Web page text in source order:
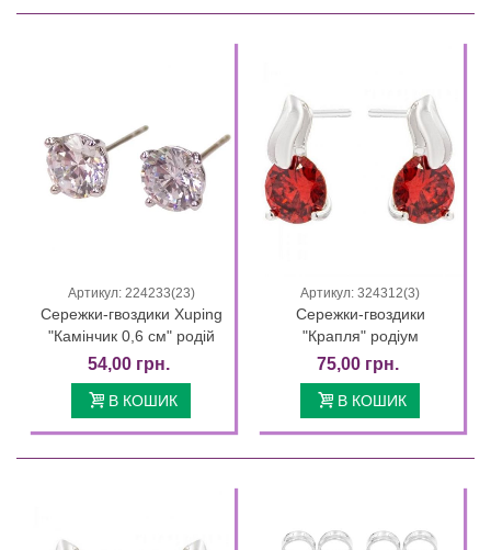
Артикул: 224233(23)
Сережки-гвоздики Xuping
"Камінчик 0,6 см" родій
54,00 грн.
В КОШИК
Артикул: 324312(3)
Сережки-гвоздики
"Крапля" родіум
75,00 грн.
В КОШИК